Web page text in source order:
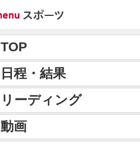
TOP
日程・結果
リーディング
動画